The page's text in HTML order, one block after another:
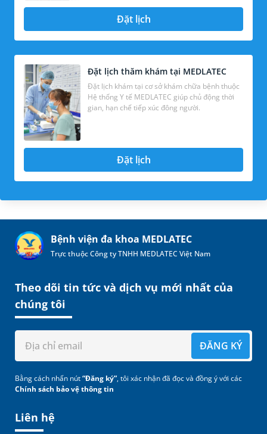
Đặt lịch
Đặt lịch thăm khám tại MEDLATEC
Đặt lịch khám tại cơ sở khám chữa bệnh thuộc
Hệ thống Y tế MEDLATEC giúp chủ động thời
gian, hạn chế tiếp xúc đông người.
Đặt lịch
Bệnh viện đa khoa MEDLATEC
Trực thuộc Công ty TNHH MEDLATEC Việt Nam
Liên hệ
Theo dõi tin tức và dịch vụ mới nhất của
chúng tôi
ĐĂNG KÝ
Bằng cách nhấn nút“Đăng ký”, tôi xác nhận đã đọc và đồng ý với các
Chính sách bảo vệ thông tin